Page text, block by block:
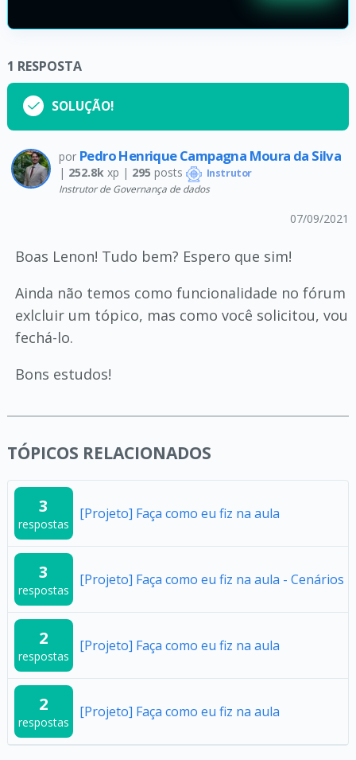
1 RESPOSTA
SOLUÇÃO!
por Pedro Henrique Campagna Moura da Silva
| 252.8kxp | 295 posts Instrutor
Instrutor de Governança de dados
07/09/2021
Boas Lenon! Tudo bem? Espero que sim!
Ainda não temos como funcionalidade no fórum
exlcluir um tópico, mas como você solicitou, vou
fechá-lo.
Bons estudos!
TÓPICOS RELACIONADOS
3
respostas
[Projeto] Faça como eu fiz na aula
3
respostas
[Projeto] Faça como eu fiz na aula - Cenários
2
respostas
[Projeto] Faça como eu fiz na aula
2
respostas
[Projeto] Faça como eu fiz na aula